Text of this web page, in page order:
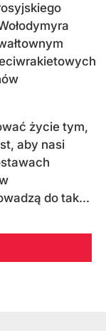
życie tym,
aby nasi
do tak...